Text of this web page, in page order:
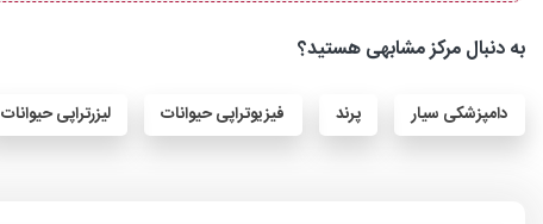
به دنبال مرکز مشابهی هستید؟
دامپزشکی سیار پرند فیزیوتراپی حیوانات لیزرتراپی حیوانات